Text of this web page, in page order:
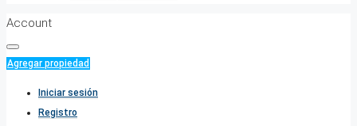
Account
Agregar propiedad
Iniciar sesión
Registro